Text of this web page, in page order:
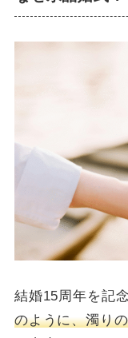
結婚15周年を記
のように、濁り